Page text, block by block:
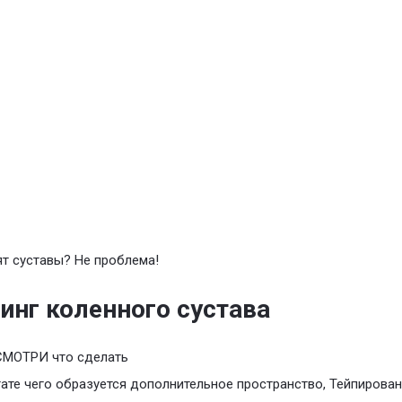
суставы? Не проблема!
коленного сустава
что сделать
чего образуется дополнительное пространство,